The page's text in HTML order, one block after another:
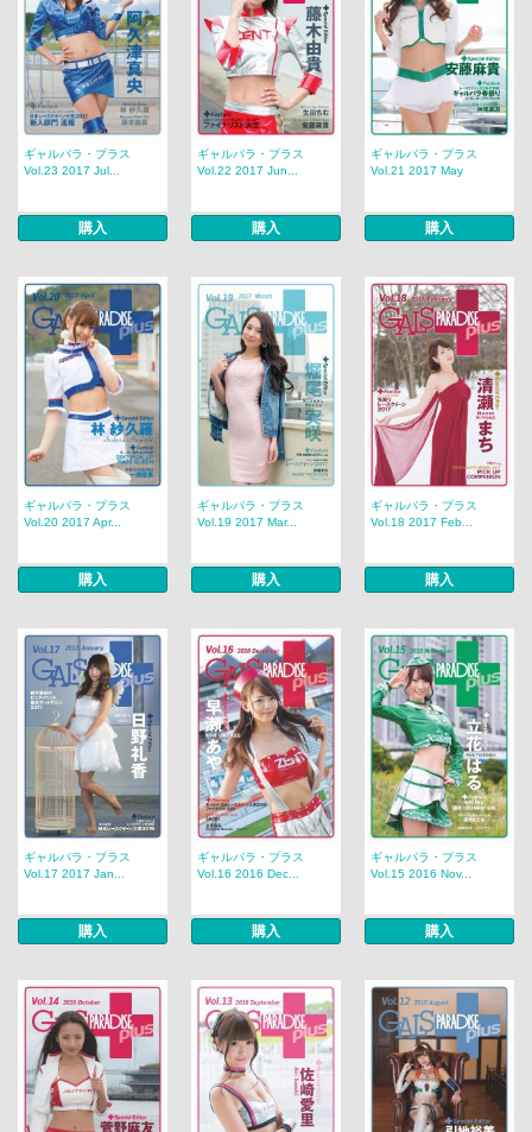
ギャルパラ・プラス
Vol.23 2017 Jul...
購入
ギャルパラ・プラス
Vol.22 2017 Jun...
購入
ギャルパラ・プラス
Vol.21 2017 May
購入
ギャルパラ・プラス
Vol.20 2017 Apr...
購入
ギャルパラ・プラス
Vol.19 2017 Mar...
購入
ギャルパラ・プラス
Vol.18 2017 Feb...
購入
ギャルパラ・プラス
Vol.17 2017 Jan...
購入
ギャルパラ・プラス
Vol.16 2016 Dec...
購入
ギャルパラ・プラス
Vol.15 2016 Nov...
購入